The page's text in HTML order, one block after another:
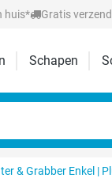
huis* Gratis
Schapen
& Grabber Enkel |